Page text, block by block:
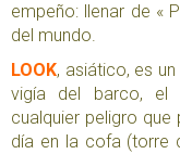
empeño: llenar de «
del mundo.
LOOK, asiático, es
vigía del barco, el
cualquier peligro que
día en la cofa (torre